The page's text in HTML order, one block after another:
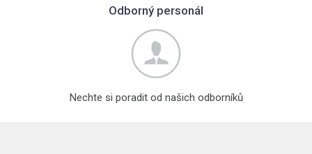
Odborný personál
Nechte si poradit od našich odborníků